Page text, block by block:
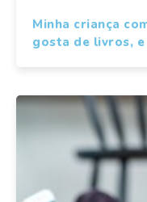
Minha criança
gosta de livros, e